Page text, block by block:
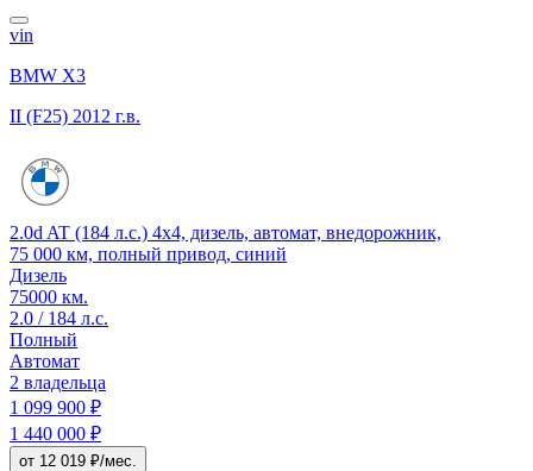
vin
BMW X3
II (F25) 2012 г.в.
2.0d AT (184 л.с.) 4x4, дизель, автомат, внедорожник,
75 000 км, полный привод, синий
Дизель
75000 км.
2.0 / 184 л.с.
Полный
Автомат
2 владельца
1 099 900 ₽
1 440 000 ₽
от 12 019 ₽/мес.